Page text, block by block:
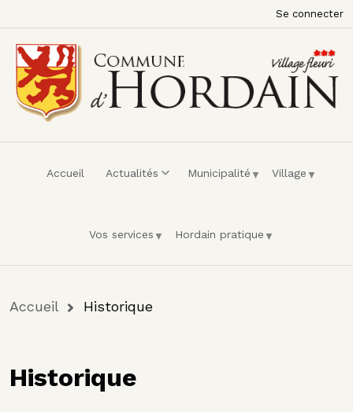
Menu du compte de l'utilisateur
Se connecter
Accueil Actualités Municipalité Village
Vos services Hordain pratique
Fil d'Ariane
Accueil Historique
Historique